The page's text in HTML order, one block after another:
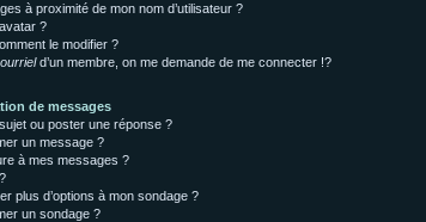
à proximité de mon nom d’utilisateur ?
?
le modifier ?
d’un membre, on me demande de me connecter !?
de messages
ou poster une réponse ?
un message ?
à mes messages ?
plus d’options à mon sondage ?
un sondage ?